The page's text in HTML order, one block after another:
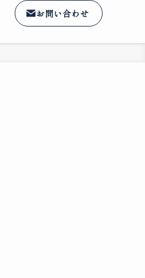
お問い合わせ